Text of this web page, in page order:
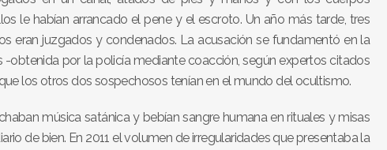
le habían arrancado el pene y el escroto. Un año más tarde, tres
eran juzgados y condenados. La acusación se fundamentó en la
-obtenida por la policía mediante coacción, según expertos citados
los otros dos sospechosos tenían en el mundo del ocultismo.
música satánica y bebían sangre humana en rituales y misas
de bien. En 2011 el volumen de irregularidades que presentaba la